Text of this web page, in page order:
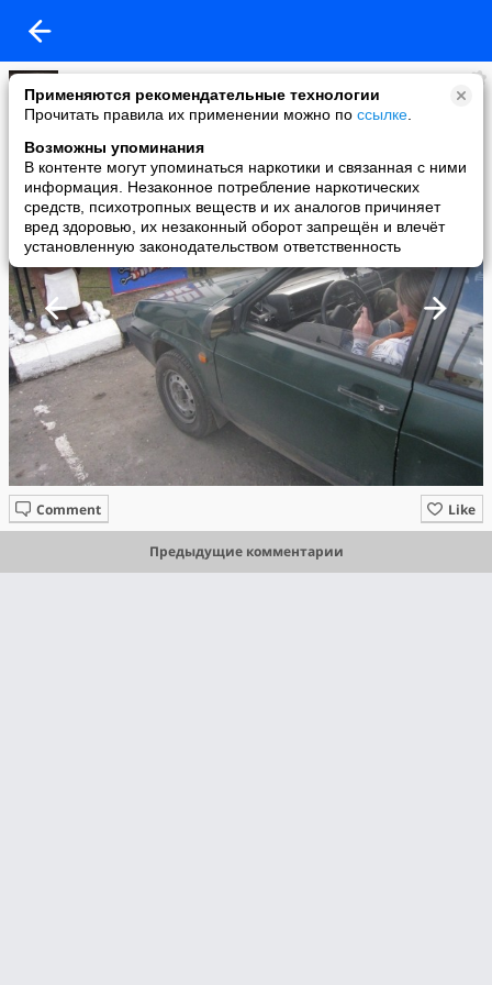
Применяются рекомендательные технологии
Прочитать правила их применении можно по ссылке
Возможны упоминания
В контенте могут упоминаться наркотики и связанная с ними
информация. Незаконное потребление наркотических
средств, психотропных веществ и их аналогов причиняет
вред здоровью, их незаконный оборот запрещён и влечёт
установленную законодательством ответственность
А.Кв.
added a photo
05 May в 20:18
Like
Comment
Предыдущие комментарии